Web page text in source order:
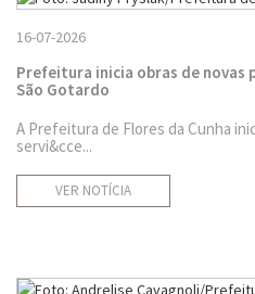
16-07-2026
Prefeitura inicia obras de novas
São Gotardo
A Prefeitura de Flores da Cunha
servi&cce...
VER NOTÍCIA